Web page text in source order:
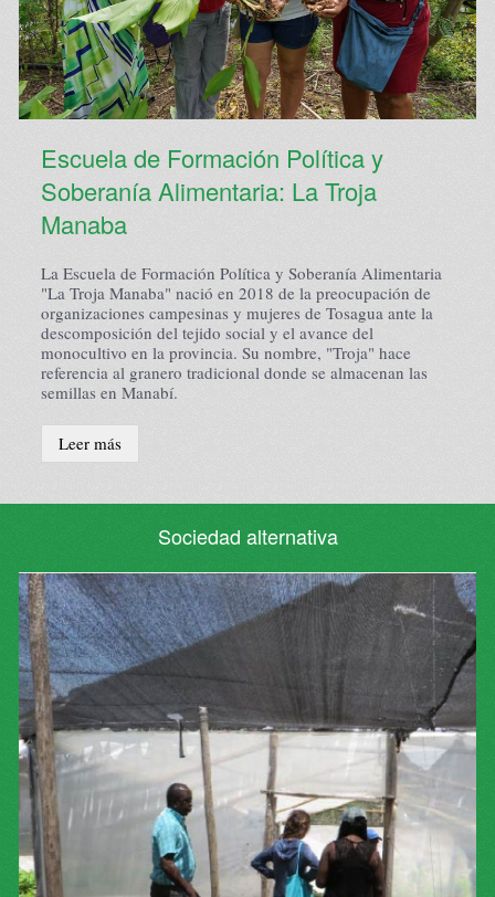
Escuela de Formación Política y
Soberanía Alimentaria: La Troja
Manaba
La Escuela de Formación Política y Soberanía Alimentaria
"La Troja Manaba" nació en 2018 de la preocupación de
organizaciones campesinas y mujeres de Tosagua ante la
descomposición del tejido social y el avance del
monocultivo en la provincia. Su nombre, "Troja" hace
referencia al granero tradicional donde se almacenan las
semillas en Manabí.
Leer más
Escuela Nacional de Agroecología
La Escuela Nacional de Agroecología es un espacio para el
fortalecimiento de las experiencias existentes y la
Colectivo Agroecológico del Ecuador.
Leer más
Sociedad alternativa